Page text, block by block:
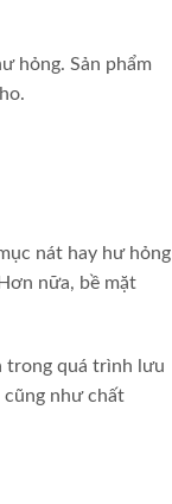
hỏng. Sản phẩm
nát hay hư hỏng
nữa, bề mặt
trong quá trình lưu
cũng như chất